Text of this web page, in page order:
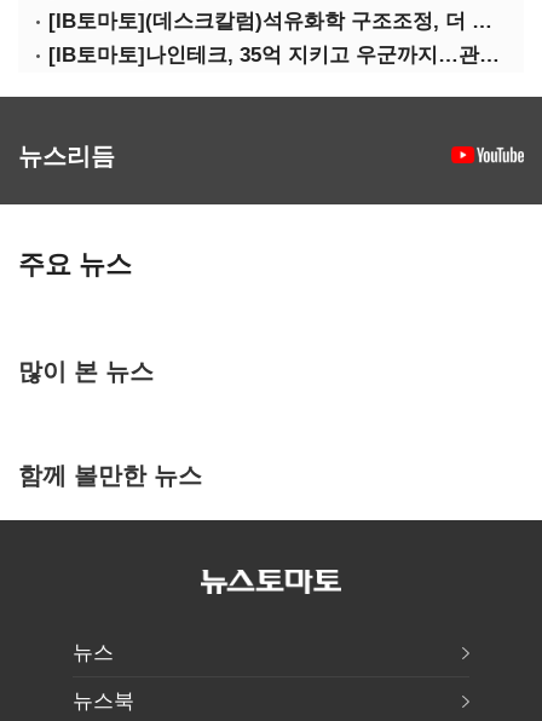
[IB토마토](데스크칼럼)석유화학 구조조정, 더 미루면 공멸이다
[IB토마토]나인테크, 35억 지키고 우군까지…관계사 활용 '1석2조'
뉴스리듬
주요 뉴스
많이 본 뉴스
함께 볼만한 뉴스
뉴스
뉴스북